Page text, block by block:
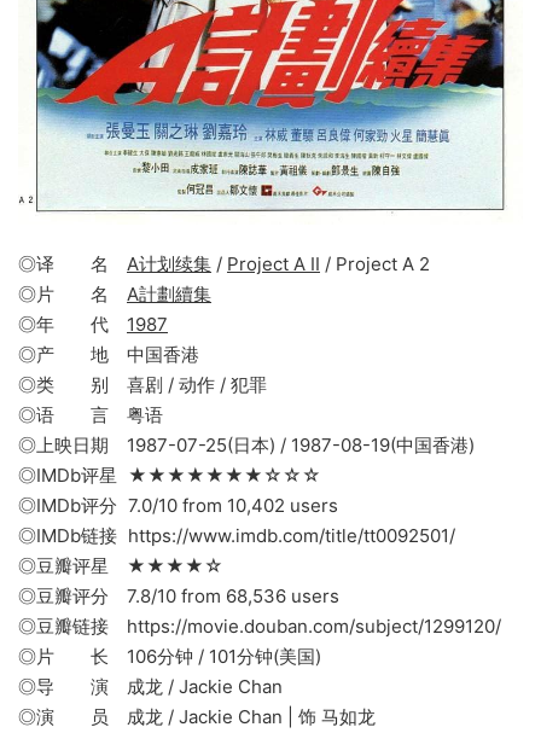
◎译 名 A计划续集 / Project A II / Project A 2
◎片 名 A計劃續集
◎年 代 1987
◎产 地 中国香港
◎类 别 喜剧 / 动作 / 犯罪
◎语 言 粤语
◎上映日期 1987-07-25(日本) / 1987-08-19(中国香港)
◎IMDb评星 ★★★★★★★☆☆☆
◎IMDb评分 7.0/10 from 10,402 users
◎IMDb链接 https://www.imdb.com/title/tt0092501/
◎豆瓣评星 ★★★★☆
◎豆瓣评分 7.8/10 from 68,536 users
◎豆瓣链接 https://movie.douban.com/subject/1299120/
◎片 长 106分钟 / 101分钟(美国)
◎导 演 成龙 / Jackie Chan
◎演 员 成龙 / Jackie Chan | 饰 马如龙